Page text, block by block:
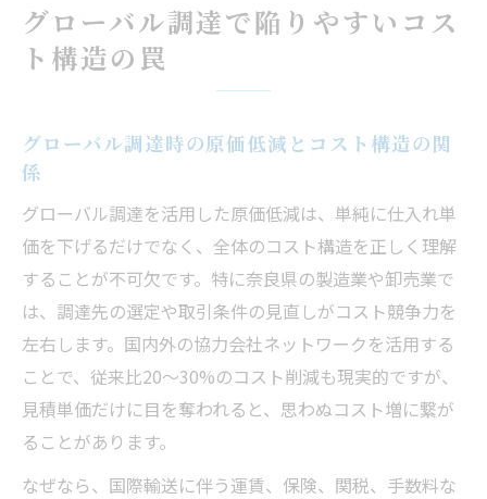
グローバル調達で陥りやすいコス
ト構造の罠
グローバル調達時の原価低減とコスト構造の関
係
グローバル調達を活用した原価低減は、単純に仕入れ単
価を下げるだけでなく、全体のコスト構造を正しく理解
することが不可欠です。特に奈良県の製造業や卸売業で
は、調達先の選定や取引条件の見直しがコスト競争力を
左右します。国内外の協力会社ネットワークを活用する
ことで、従来比20～30%のコスト削減も現実的ですが、
見積単価だけに目を奪われると、思わぬコスト増に繋が
ることがあります。
なぜなら、国際輸送に伴う運賃、保険、関税、手数料な